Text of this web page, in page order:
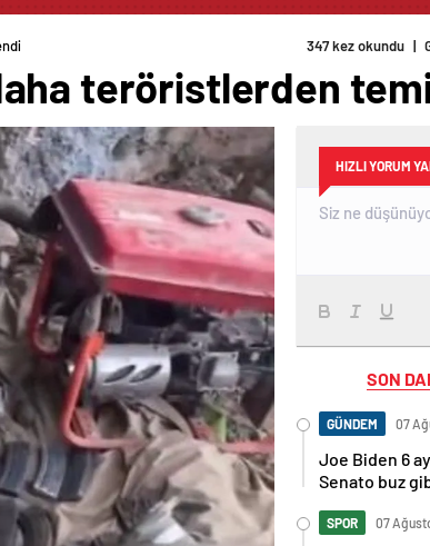
347 kez okundu |
teröristlerden
HIZLI YORUM
SON
GÜNDEM 07
Joe Biden 6
Senato buz
SPOR 07